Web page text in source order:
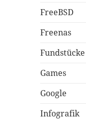
FreeBSD
Freenas
Fundstücke
Games
Google
Infografik